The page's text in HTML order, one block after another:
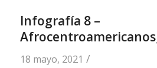
Infografía 8 –
18 mayo, 2021 /